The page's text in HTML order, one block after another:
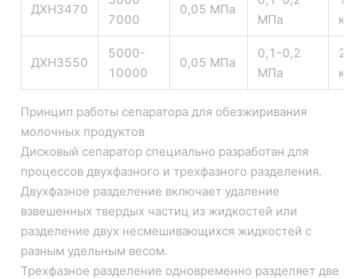
ДХНЗ470
7000
0,05 МПа
МПа
кг
ДХНЗ550
5000-
10000
0,05 МПа
0,1-0,2
МПа
кг
Принцип работы сепаратора для обезжиривания
молочных продуктов
Дисковый сепаратор специально разработан для
процессов двухфазного и трехфазного разделения.
Двухфазное разделение включает удаление
взвешенных твердых частиц из жидкостей или
разделение двух несмешивающихся жидкостей с
разным удельным весом.
Трехфазное разделение одновременно разделяет две